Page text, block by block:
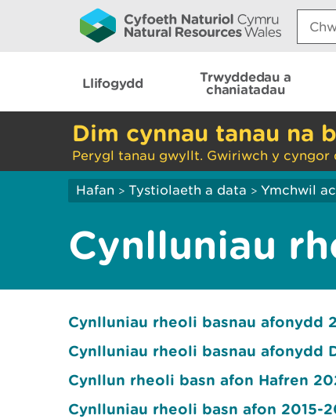
Llifogydd
Trwyddedau a
chaniatadau
Dim cynnau tanau na
Perygl tanau gwyllt. Gwiriwch y cyngor
Hafan > Tystiolaeth a data > Ymchwil
Cynlluniau
Cynlluniau rheoli basnau afonydd
Cynlluniau rheoli basnau afonydd
Cynllun rheoli basn afon Hafren
Cynlluniau rheoli basn afon 2015-